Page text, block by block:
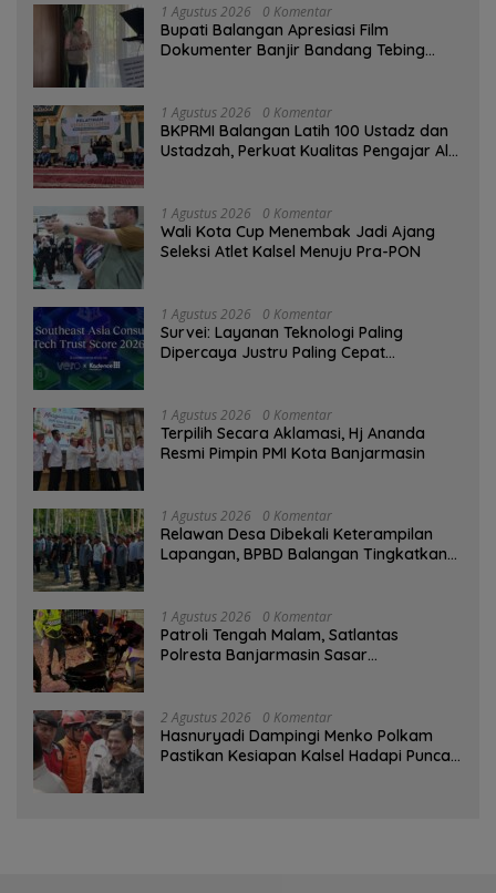
1 Agustus 2026 0 Komentar
Bupati Balangan Apresiasi Film
Dokumenter Banjir Bandang Tebing
1 Agustus 2026 0 Komentar
BKPRMI Balangan Latih 100 Ustadz dan
Ustadzah, Perkuat Kualitas Pengajar Al-
1 Agustus 2026 0 Komentar
Wali Kota Cup Menembak Jadi Ajang
Seleksi Atlet Kalsel Menuju Pra-PON
1 Agustus 2026 0 Komentar
Survei: Layanan Teknologi Paling
Dipercaya Justru Paling Cepat
1 Agustus 2026 0 Komentar
‎Terpilih Secara Aklamasi, Hj Ananda
Resmi Pimpin PMI Kota Banjarmasin
1 Agustus 2026 0 Komentar
Relawan Desa Dibekali Keterampilan
Lapangan, BPBD Balangan Tingkatkan
1 Agustus 2026 0 Komentar
Patroli Tengah Malam, Satlantas
Polresta Banjarmasin Sasar
2 Agustus 2026 0 Komentar
Hasnuryadi Dampingi Menko Polkam
Pastikan Kesiapan Kalsel Hadapi Puncak